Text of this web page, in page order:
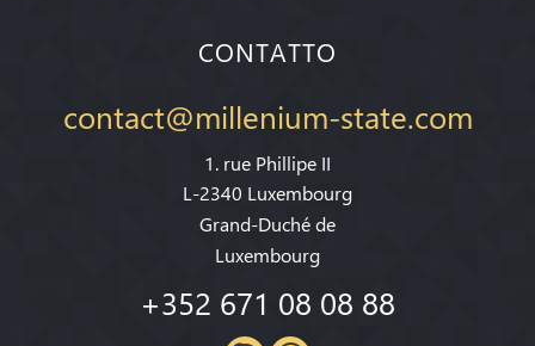
CONTATTO
contact@millenium-state.com
1. rue Phillipe II
L-2340 Luxembourg
Grand-Duché de
Luxembourg
+352 671 08 08 88